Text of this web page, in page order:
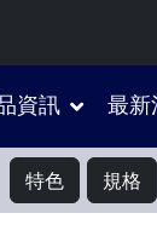
資訊 最新
特色 規格